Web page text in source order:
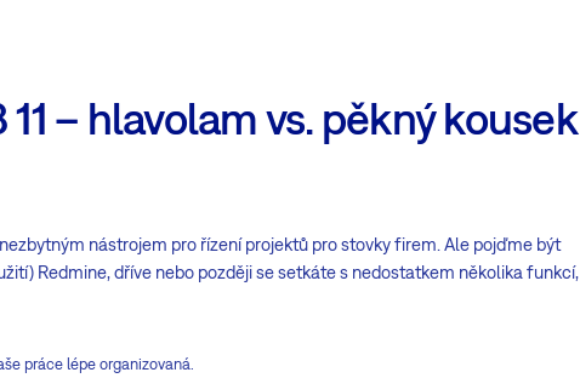
11 – hlavolam vs. pěkný kousek
nástrojem pro řízení projektů pro stovky firem. Ale pojďme být
Redmine, dříve nebo později se setkáte s nedostatkem několika funkcí,
práce lépe organizovaná.